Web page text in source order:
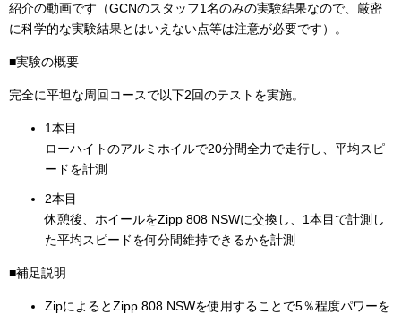
紹介の動画です（GCNのスタッフ1名のみの実験結果なので、厳密
に科学的な実験結果とはいえない点等は注意が必要です）。
■実験の概要
完全に平坦な周回コースで以下2回のテストを実施。
1本目
ローハイトのアルミホイルで20分間全力で走行し、平均スピ
ードを計測
2本目
休憩後、ホイールをZipp 808 NSWに交換し、1本目で計測し
た平均スピードを何分間維持できるかを計測
■補足説明
ZipによるとZipp 808 NSWを使用することで5％程度パワーを